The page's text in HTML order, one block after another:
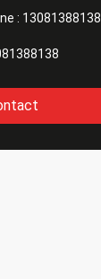
: 13081388138